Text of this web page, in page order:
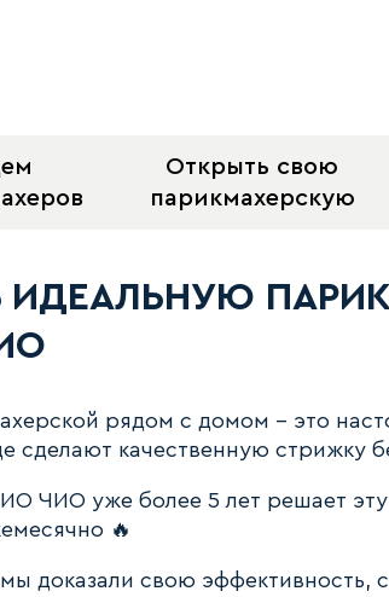
Открыть свою
парикмахерскую
ИДЕАЛЬНУЮ
рядом с домом - это
сделают качественную стрижку
ЧИО уже более 5 лет решает
🔥
доказали свою эффективность,